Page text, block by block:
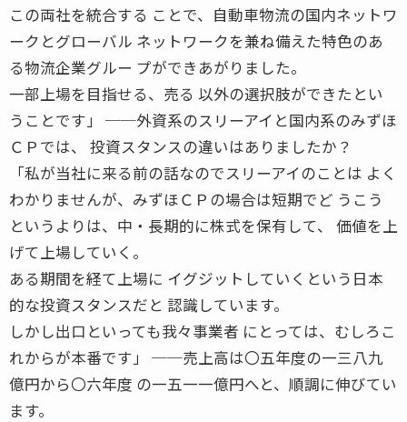
この両社を統合する ことで、自動車物流の国内ネットワ
ークとグローバル ネットワークを兼ね備えた特色のあ
る物流企業グルー プができあがりました。
一部上場を目指せる、売る 以外の選択肢ができたとい
うことです」 ──外資系のスリーアイと国内系のみずほ
ＣＰでは、 投資スタンスの違いはありましたか？
「私が当社に来る前の話なのでスリーアイのことは よく
わかりませんが、みずほＣＰの場合は短期でど うこう
というよりは、中・長期的に株式を保有して、 価値を上
げて上場していく。
ある期間を経て上場に イグジットしていくという日本
的な投資スタンスだと 認識しています。
しかし出口といっても我々事業者 にとっては、むしろこ
れからが本番です」 ──売上高は〇五年度の一三八九
億円から〇六年度 の一五一一億円へと、順調に伸びてい
ます。